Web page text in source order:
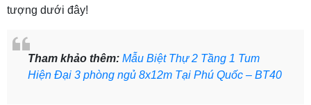
tượng dưới đây!
Tham khảo thêm: Mẫu Biệt Thự 2 Tầng 1 Tum
Hiện Đại 3 phòng ngủ 8x12m Tại Phú Quốc – BT40